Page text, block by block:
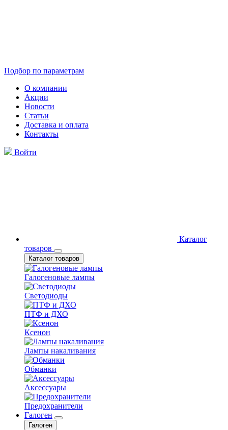
Подбор по параметрам
О компании
Акции
Новости
Статьи
Доставка и оплата
Контакты
Войти
Каталог
товаров
Каталог товаров
Галогеновые лампы
Светодиоды
ПТФ и ДХО
Ксенон
Лампы накаливания
Обманки
Аксессуары
Предохранители
Галоген
Галоген